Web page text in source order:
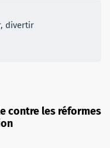
divertir
contre les réformes